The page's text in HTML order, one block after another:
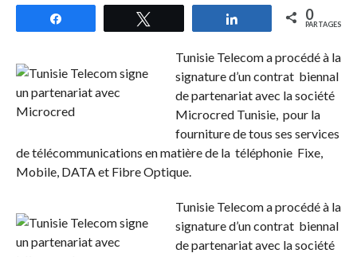
Partagez 0
PARTAGES
Tunisie Telecom a procédé à la
signature d’un contrat biennal
de partenariat avec la société
Microcred Tunisie, pour la
fourniture de tous ses services
de télécommunications en matière de la téléphonie Fixe,
Mobile, DATA et Fibre Optique.
Tunisie Telecom a procédé à la
signature d’un contrat biennal
de partenariat avec la société